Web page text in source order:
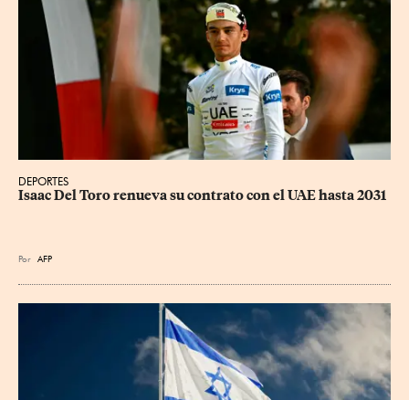
DEPORTES
Isaac Del Toro renueva su contrato con el UAE hasta 2031
Por AFP